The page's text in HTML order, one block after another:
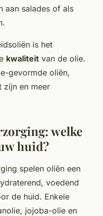
aan salades of als
is het
kwaliteit van de olie.
gevormde oliën,
zijn en meer
welke
huid?
spelen oliën een
voedend
de huid. Enkele
jojoba-olie en